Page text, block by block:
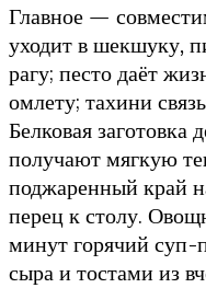
Главное —
уходит в шекшуку,
рагу; песто даёт
омлету; тахини
Белковая заготовка
получают мягкую
поджаренный край
перец к столу.
минут горячий суп-
сыра и тостами из